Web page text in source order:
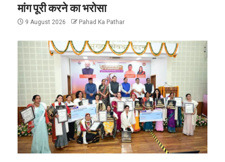
मांग पूरी करने का भरोसा
9 August 2026 Pahad Ka Pathar